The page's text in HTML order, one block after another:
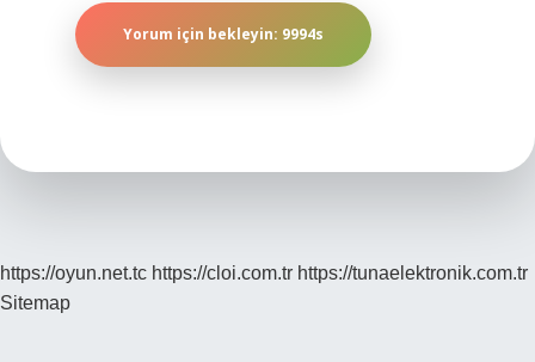
https://oyun.net.tc https://cloi.com.tr https://tunaelektronik.com.tr
Sitemap